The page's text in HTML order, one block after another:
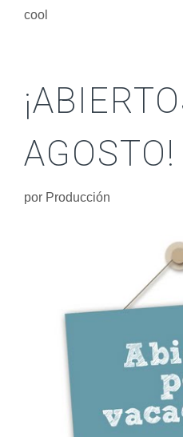
cool
AGOSTO!
por Producción